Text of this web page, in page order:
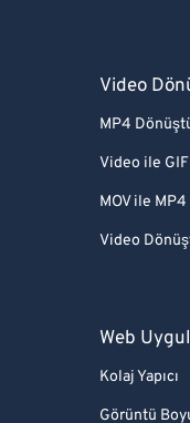
Video
MP4
Video ile GIF
MOV ile MP4
Video
Web
Kolaj Yapıcı
Görüntü